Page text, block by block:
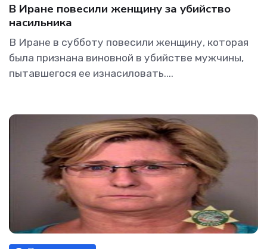
В Иране повесили женщину за убийство
насильника
В Иране в субботу повесили женщину, которая
была признана виновной в убийстве мужчины,
пытавшегося ее изнасиловать....